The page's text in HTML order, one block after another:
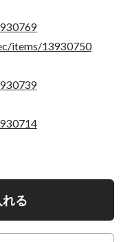
items/13930750
る